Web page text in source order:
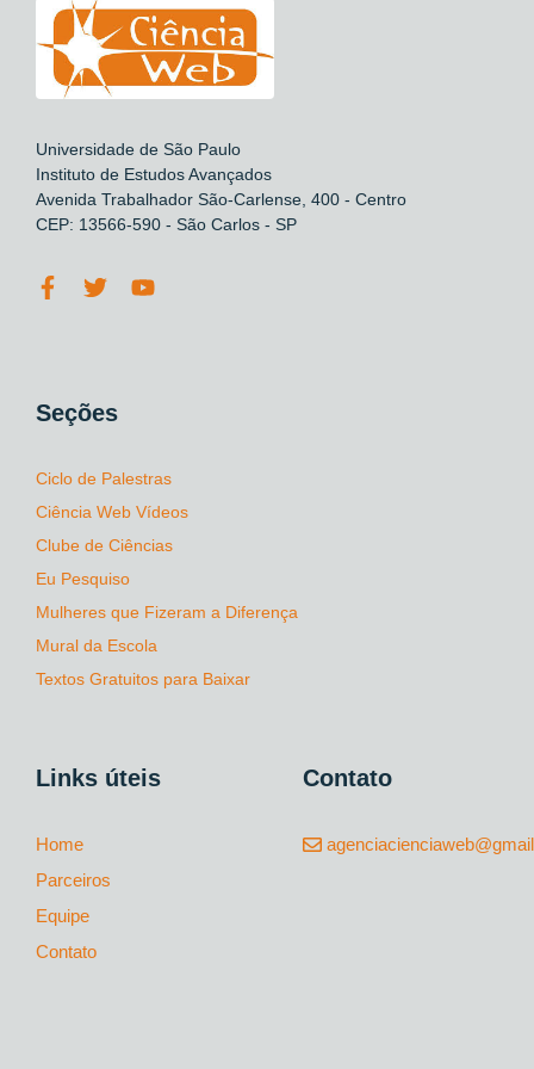
Universidade de São Paulo
Instituto de Estudos Avançados
Avenida Trabalhador São-Carlense, 400 - Centro
CEP: 13566-590 - São Carlos - SP
Seções
Ciclo de Palestras
Ciência Web Vídeos
Clube de Ciências
Eu Pesquiso
Mulheres que Fizeram a Diferença
Mural da Escola
Textos Gratuitos para Baixar
Links úteis
Home
Parceiros
Equipe
Contato
Contato